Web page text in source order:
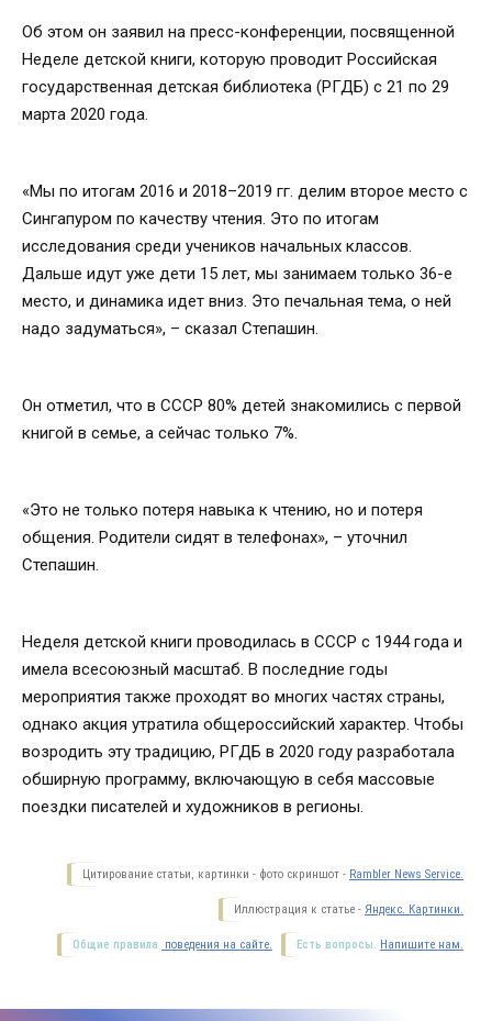
Об этом он заявил на пресс-конференции, посвященной
Неделе детской книги, которую проводит Российская
государственная детская библиотека (РГДБ) с 21 по 29
марта 2020 года.
«Мы по итогам 2016 и 2018–2019 гг. делим второе место с
Сингапуром по качеству чтения. Это по итогам
исследования среди учеников начальных классов.
Дальше идут уже дети 15 лет, мы занимаем только 36-е
место, и динамика идет вниз. Это печальная тема, о ней
надо задуматься», – сказал Степашин.
Он отметил, что в СССР 80% детей знакомились с первой
книгой в семье, а сейчас только 7%.
«Это не только потеря навыка к чтению, но и потеря
общения. Родители сидят в телефонах», – уточнил
Степашин.
Неделя детской книги проводилась в СССР с 1944 года и
имела всесоюзный масштаб. В последние годы
мероприятия также проходят во многих частях страны,
однако акция утратила общероссийский характер. Чтобы
возродить эту традицию, РГДБ в 2020 году разработала
обширную программу, включающую в себя массовые
поездки писателей и художников в регионы.
Цитирование статьи, картинки - фото скриншот - Rambler News Service.
Иллюстрация к статье - Яндекс. Картинки.
Есть вопросы. Напишите нам.
Общие правила поведения на сайте.